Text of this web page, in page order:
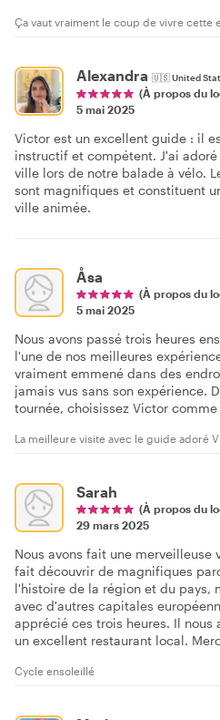
Ça vaut vraiment le coup de vivre cette
Alexandra 🇺🇸United
(À propos du
5 mai 2025
Victor est un excellent guide : il
instructif et compétent. J'ai
ville lors de notre balade à vélo.
sont magnifiques et constituent
ville animée.
Åsa
(À propos du
5 mai 2025
Nous avons passé trois heures
l'une de nos meilleures
vraiment emmené dans des
jamais vus sans son expérience.
tournée, choisissez Victor
La meilleure visite avec le guide adoré
Sarah
(À propos du
29 mars 2025
Nous avons fait une merveilleuse
fait découvrir de magnifiques
l'histoire de la région et du pays,
avec d'autres capitales
apprécié ces trois heures. Il
un excellent restaurant local.
Cycle ensoleillé